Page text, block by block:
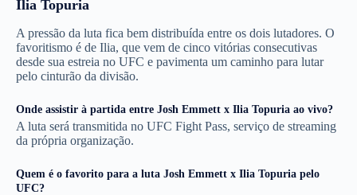
Ilia Topuria
A pressão da luta fica bem distribuída entre os dois lutadores. O
favoritismo é de Ilia, que vem de cinco vitórias consecutivas
desde sua estreia no UFC e pavimenta um caminho para lutar
pelo cinturão da divisão.
Onde assistir à partida entre Josh Emmett x Ilia Topuria ao vivo?
A luta será transmitida no UFC Fight Pass, serviço de streaming
da própria organização.
Quem é o favorito para a luta Josh Emmett x Ilia Topuria pelo
UFC?